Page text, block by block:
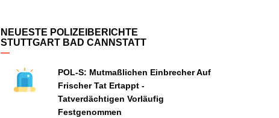
NEUESTE POLIZEIBERICHTE
STUTTGART BAD CANNSTATT
POL-S: Mutmaßlichen Einbrecher Auf
Frischer Tat Ertappt -
Tatverdächtigen Vorläufig
Festgenommen